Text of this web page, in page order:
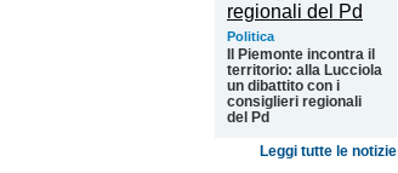
Politica
Il Piemonte incontra il
territorio: alla Lucciola
un dibattito con i
consiglieri regionali
del Pd
Leggi tutte le notizie